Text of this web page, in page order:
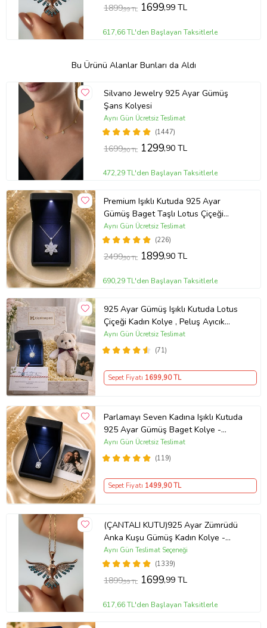
1899,99 TL 1699,99 TL
617,66 TL'den Başlayan Taksitlerle
Bu Ürünü Alanlar Bunları da Aldı
Silvano Jewelry 925 Ayar Gümüş
Şans Kolyesi
(1447)
Aynı Gün Ücretsiz Teslimat
1699,90 TL 1299,90 TL
472,29 TL'den Başlayan Taksitlerle
Premium Işıklı Kutuda 925 Ayar
Gümüş Baget Taşlı Lotus Çiçeği
Kolye
(226)
Aynı Gün Ücretsiz Teslimat
2499,90 TL 1899,90 TL
690,29 TL'den Başlayan Taksitlerle
925 Ayar Gümüş Işıklı Kutuda Lotus
Çiçeği Kadın Kolye , Peluş Ayıcık
Anahtarlık Marteniçka Bileklik,
Polaroid Fotoğraf Hediye
(71)
Aynı Gün Ücretsiz Teslimat
Sepet Fiyatı 1699,90 TL
Parlamayı Seven Kadına Işıklı Kutuda
925 Ayar Gümüş Baget Kolye -
Kişiye Özel Fotoğraf Hediye
(119)
Aynı Gün Ücretsiz Teslimat
Sepet Fiyatı 1499,90 TL
(ÇANTALI KUTU)925 Ayar Zümrüdü
Anka Kuşu Gümüş Kadın Kolye -
MAVİ
(1339)
Aynı Gün Teslimat Seçeneği
1899,99 TL 1699,99 TL
617,66 TL'den Başlayan Taksitlerle